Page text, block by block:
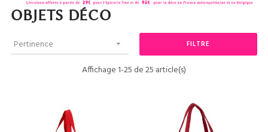
CHERCHER
OBJETS DÉCO
Pertinence  FILTRE
Affichage 1-25 de 25 article(s)